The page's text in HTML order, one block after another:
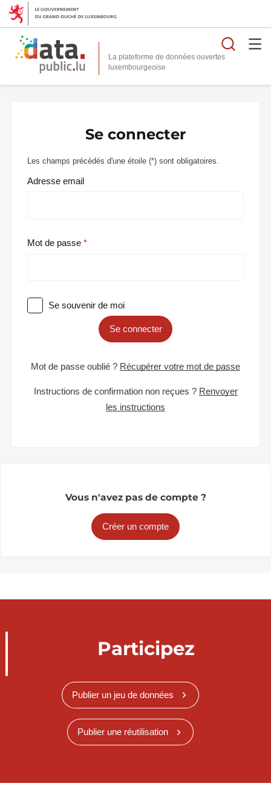
La plateforme de données ouvertes
Se connecter
Les champs précédés d'une étoile (*) sont obligatoires.
Adresse email
Mot de passe
Se souvenir de moi
Se connecter
Mot de passe oublié ? Récupérer votre mot de passe
Instructions de confirmation non reçues ? Renvoyer
les instructions
Vous n'avez pas de compte ?
Créer un compte
Participez
Publier un jeu de données
Publier une réutilisation